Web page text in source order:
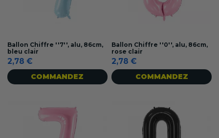
Ballon Chiffre ''7'', alu, 86cm,
bleu clair
2,78 €
COMMANDEZ
Ballon Chiffre ''0'', alu, 86cm,
rose clair
2,78 €
COMMANDEZ